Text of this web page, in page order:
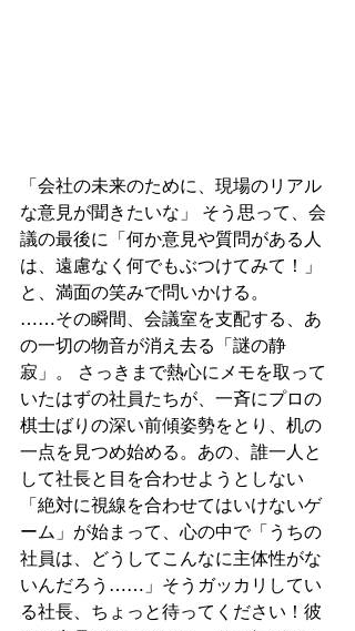
「会社の未来のために、現場のリアル
な意見が聞きたいな」 そう思って、会
議の最後に「何か意見や質問がある人
は、遠慮なく何でもぶつけてみて！」
と、満面の笑みで問いかける。
……その瞬間、会議室を支配する、あ
の一切の物音が消え去る「謎の静
寂」。 さっきまで熱心にメモを取って
いたはずの社員たちが、一斉にプロの
棋士ばりの深い前傾姿勢をとり、机の
一点を見つめ始める。あの、誰一人と
して社長と目を合わせようとしない
「絶対に視線を合わせてはいけないゲ
ーム」が始まって、心の中で「うちの
社員は、どうしてこんなに主体性がな
いんだろう……」そうガッカリしてい
る社長、ちょっと待ってください！彼